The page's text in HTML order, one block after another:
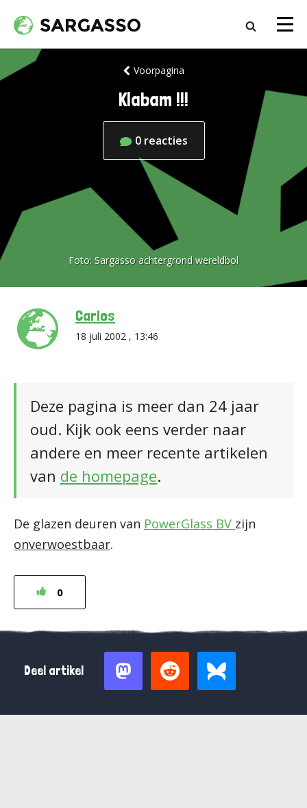
Voorpagina
Klabam !!!
0 reacties
Foto: Sargasso achtergrond wereldbol
Carlos
18 juli 2002 , 13:46
Deze pagina is meer dan 24 jaar
oud. Kijk ook eens verder naar
andere en meer recente artikelen
van de homepage.
De glazen deuren van PowerGlass BV zijn
onverwoestbaar.
0
Deel artikel